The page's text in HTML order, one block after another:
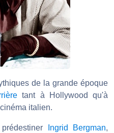
de la grande époque
tant à Hollywood qu'à
italien.
Ingrid Bergman,